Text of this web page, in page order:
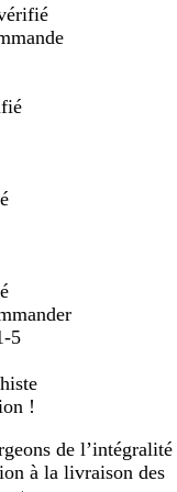
5
!
de l’intégralité
à la livraison des